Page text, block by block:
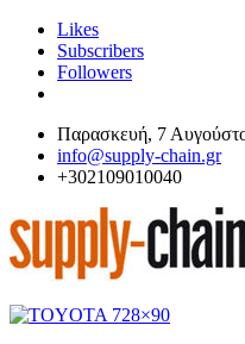
Likes
Subscribers
Followers
Παρασκευή, 7
info@supply-chain.gr
+302109010040